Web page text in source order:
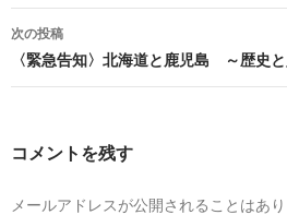
ビ
ゲ
ー
ョ
次の投稿
〈緊急告知〉北海道と鹿児島 ～歴史
コメントを残す
メールアドレスが公開されることはあり